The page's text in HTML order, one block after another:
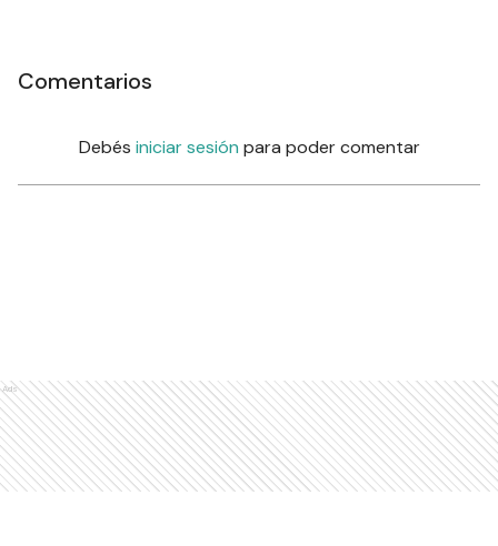
Comentarios
Debés iniciar sesión para poder comentar
Ads